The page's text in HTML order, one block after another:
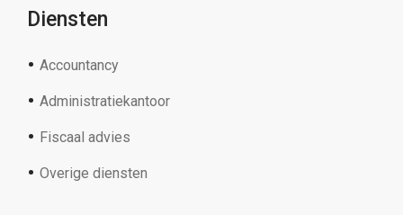
Diensten
Accountancy
Administratiekantoor
Fiscaal advies
Overige diensten